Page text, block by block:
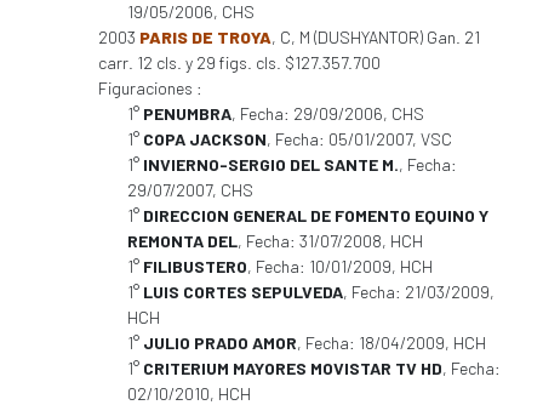
19/05/2006, CHS
2003 PARIS DE TROYA, C, M (DUSHYANTOR) Gan. 21
carr. 12 cls. y 29 figs. cls. $127.357.700
Figuraciones :
1° PENUMBRA, Fecha: 29/09/2006, CHS
1° COPA JACKSON, Fecha: 05/01/2007, VSC
1° INVIERNO-SERGIO DEL SANTE M., Fecha:
29/07/2007, CHS
1° DIRECCION GENERAL DE FOMENTO EQUINO Y
REMONTA DEL, Fecha: 31/07/2008, HCH
1° FILIBUSTERO, Fecha: 10/01/2009, HCH
1° LUIS CORTES SEPULVEDA, Fecha: 21/03/2009,
HCH
1° JULIO PRADO AMOR, Fecha: 18/04/2009, HCH
1° CRITERIUM MAYORES MOVISTAR TV HD, Fecha:
02/10/2010, HCH